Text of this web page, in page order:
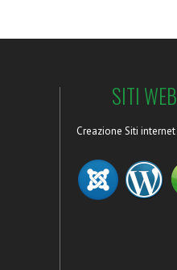
SITI
Creazione Siti